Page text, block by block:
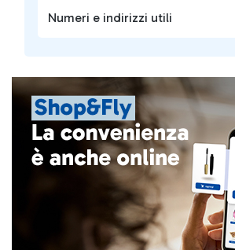
Numeri e indirizzi utili